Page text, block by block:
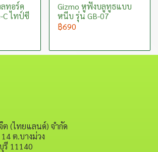
ทอร์ค
C ไทป์ซี
Gizmo หูฟังบลูทูธแบบ
หนีบ รุ่น GB-07
฿690
(ไทยแลนด์) จำกัด
ต.บางม่วง
11140